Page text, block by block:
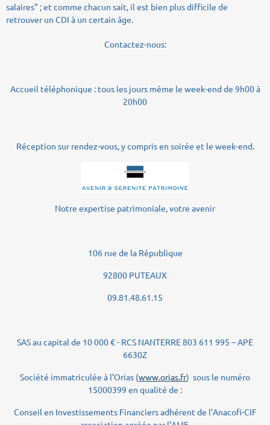
salaires" ; et comme chacun sait, il est bien plus difficile de
retrouver un CDI à un certain âge.
Contactez-nous:
Accueil téléphonique : tous les jours même le week-end de 9h00 à
20h00
Réception sur rendez-vous, y compris en soirée et le week-end.
Notre expertise patrimoniale, votre avenir
106 rue de la République
92800 PUTEAUX
09.81.48.61.15
SAS au capital de 10 000 € - RCS NANTERRE 803 611 995 – APE
6630Z
Société immatriculée à l’Orias (www.orias.fr) sous le numéro
15000399 en qualité de :
Conseil en Investissements Financiers adhérent de l’Anacofi-CIF